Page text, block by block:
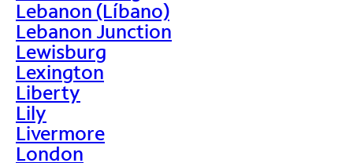
Lebanon (Líbano)
Lebanon Junction
Lewisburg
Lexington
Liberty
Lily
Livermore
London